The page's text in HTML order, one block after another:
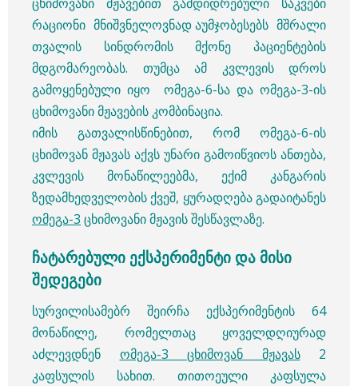
რაციონი მნიშვნელოვნად აუმჯობესებს მშრალი
თვალის სინდრომის მქონე პაციენტების
მდგომარეობას. თუმცა ამ კვლევის დროს
გამოყენებული იყო ომეგა-6-სა და ომეგა-3-ის
ცხიმოვანი მჟავების კომბინაცია.
იმის გათვალისწინებით, რომ ომეგა-6-ის
ცხიმოვან მჟავას აქვს უნარი გამოიწვიოს ანთება,
კვლევის მონაწილეებმა, ექიმ კანგარის
ზედამხედველობის ქვეშ, ყურადღება გადაიტანეს
ომეგა-3 ცხიმოვანი მჟავის შესწავლაზე.
ჩატარებული ექსპერიმენტი და მისი
შედეგები
სურვილისამებრ შეირჩა ექსპერიმენტის 64
მონაწილე, რომელთაც ყოველდღიურად
აძლევდნენ ომეგა-3 ცხიმოვან მჟავას2
კაფსულის სახით. თითოეული კაფსულა